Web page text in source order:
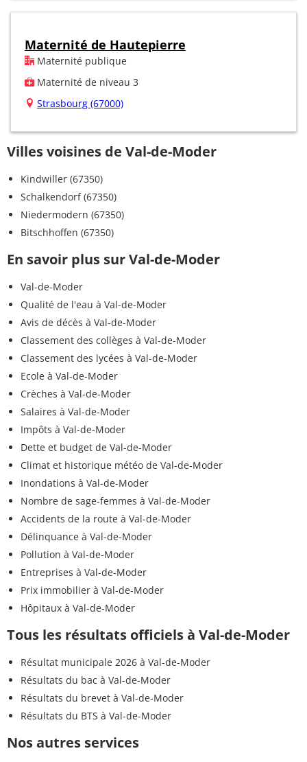
Maternité de Hautepierre
Maternité publique
Maternité de niveau 3
Strasbourg (67000)
Villes voisines de Val-de-Moder
Kindwiller (67350)
Schalkendorf (67350)
Niedermodern (67350)
Bitschhoffen (67350)
En savoir plus sur Val-de-Moder
Val-de-Moder
Qualité de l'eau à Val-de-Moder
Avis de décès à Val-de-Moder
Classement des collèges à Val-de-Moder
Classement des lycées à Val-de-Moder
Ecole à Val-de-Moder
Crèches à Val-de-Moder
Salaires à Val-de-Moder
Impôts à Val-de-Moder
Dette et budget de Val-de-Moder
Climat et historique météo de Val-de-Moder
Inondations à Val-de-Moder
Nombre de sage-femmes à Val-de-Moder
Accidents de la route à Val-de-Moder
Délinquance à Val-de-Moder
Pollution à Val-de-Moder
Entreprises à Val-de-Moder
Prix immobilier à Val-de-Moder
Hôpitaux à Val-de-Moder
Tous les résultats officiels à Val-de-Moder
Résultat municipale 2026 à Val-de-Moder
Résultats du bac à Val-de-Moder
Résultats du brevet à Val-de-Moder
Résultats du BTS à Val-de-Moder
Nos autres services